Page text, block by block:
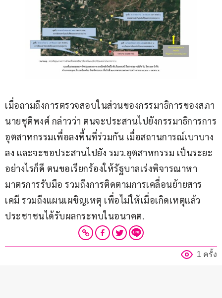
เมื่อถามถึงการตรวจสอบในส่วนของกรรมาธิการของสภา
นายชุติพงศ์ กล่าวว่า ตนจะประสานไปยังกรรมาธิการการ
อุตสาหกรรมเพื่อลงพื้นที่ร่วมกัน เมื่อสถานการณ์เบาบาง
ลง และจะขอประสานไปยัง รมว.อุตสาหกรรม เป็นระยะ
อย่างไรก็ดี ตนขอเรียกร้องให้รัฐบาลเร่งพิจารณาหา
มาตรการรับมือ รวมถึงการติดตามการเคลื่อนย้ายสาร
เคมี รวมถึงแผนเผชิญเหตุ เพื่อไม่ให้เมื่อเกิดเหตุแล้ว
ประชาชนได้รับผลกระทบในอนาคต.
1 ครั้ง